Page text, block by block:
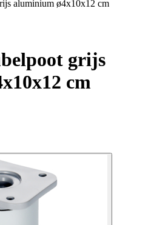
aluminium ø4x10x12 cm
grijs
cm